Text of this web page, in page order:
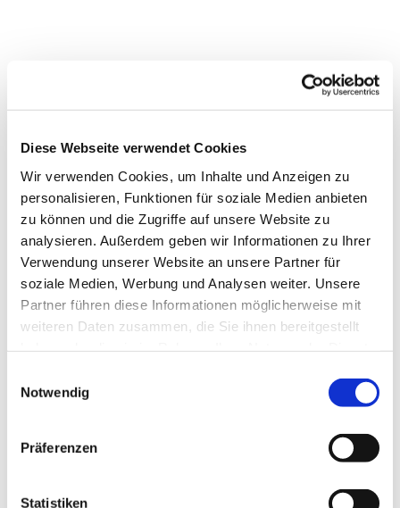
Diese Webseite verwendet Cookies
Wir verwenden Cookies, um Inhalte und Anzeigen zu
personalisieren, Funktionen für soziale Medien anbieten
zu können und die Zugriffe auf unsere Website zu
analysieren. Außerdem geben wir Informationen zu Ihrer
Verwendung unserer Website an unsere Partner für
soziale Medien, Werbung und Analysen weiter. Unsere
Partner führen diese Informationen möglicherweise mit
weiteren Daten zusammen, die Sie ihnen bereitgestellt
Notwendig
Präferenzen
Statistiken
Dies könnte Sie auch
interessieren